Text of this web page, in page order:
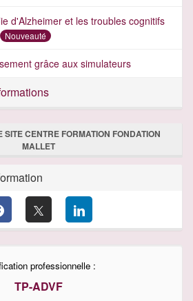
d'Alzheimer et les troubles cognitifs
Nouveauté
grâce aux simulateurs
SITE CENTRE FORMATION FONDATION
MALLET
professionnelle :
TP-ADVF